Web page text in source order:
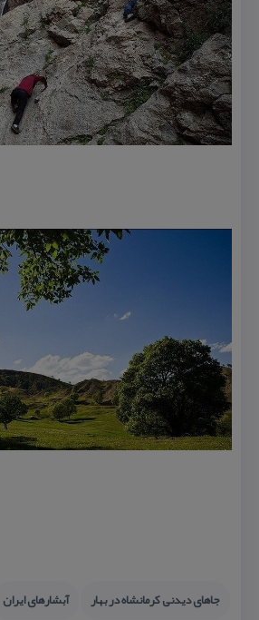
جاهای دیدنی كرمانشاه در بهار
آبشارهای ایران